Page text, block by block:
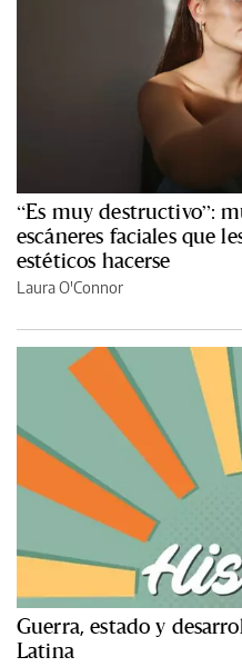
“Es muy destructivo”:
escáneres faciales que
estéticos hacerse
Laura O'Connor
Guerra, estado y
Latina